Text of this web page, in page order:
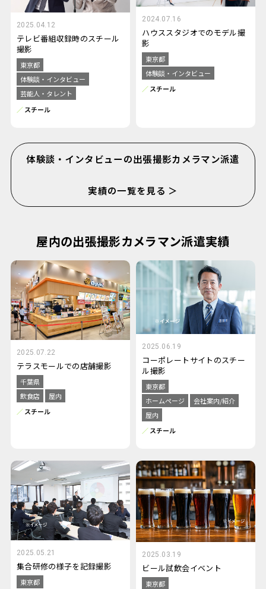
2025.04.12
テレビ番組収録時のスチール
撮影
東京都
体験談・インタビュー
芸能人・タレント
スチール
2024.07.16
ハウススタジオでのモデル撮
影
東京都
体験談・インタビュー
スチール
体験談・インタビューの出張撮影カメラマン派遣
実績の一覧を見る ＞
屋内の出張撮影カメラマン派遣実績
2025.07.22
テラスモールでの店舗撮影
千葉県
飲食店
屋内
スチール
2025.06.19
コーポレートサイトのスチー
ル撮影
東京都
ホームページ
会社案内/紹介
屋内
スチール
2025.05.21
集合研修の様子を記録撮影
東京都
2025.03.19
ビール試飲会イベント
東京都